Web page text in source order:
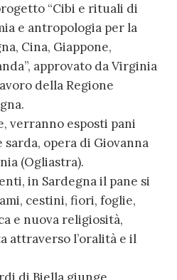
“Cibi e rituali di
e antropologia per la
Cina, Giappone,
approvato da Virginia
della Regione
verranno esposti pani
opera di Giovanna
(Ogliastra).
in Sardegna il pane si
cestini, fiori, foglie,
e nuova religiosità,
attraverso l’oralità e il